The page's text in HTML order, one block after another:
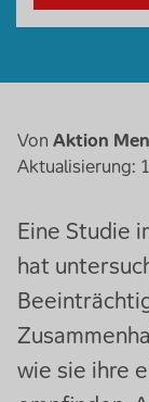
Von Aktion
Aktualisierung:
Eine Studie
hat
wie sie ihre